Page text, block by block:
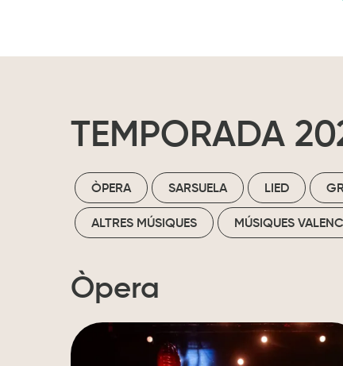
TEMPORADA
ÒPERA SARSUELA LIED
ALTRES MÚSIQUES MÚSIQUES
Òpera